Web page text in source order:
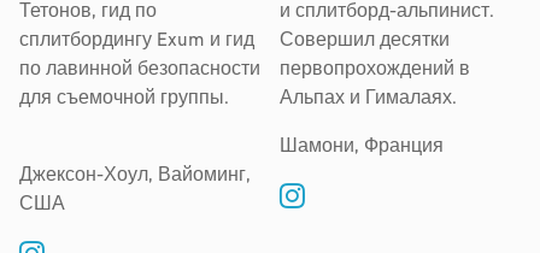
Тетонов, гид по
сплитбордингу Exum и гид
по лавинной безопасности
для съемочной группы.
Джексон-Хоул, Вайоминг,
США
и сплитборд-альпинист.
Совершил десятки
первопрохождений в
Альпах и Гималаях.
Шамони, Франция